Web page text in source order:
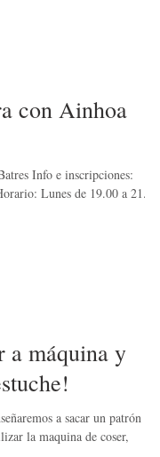
con Ainhoa
Lunes de 19.00 a 21.00h
a máquina y
a sacar un patrón y a
la maquina de coser,